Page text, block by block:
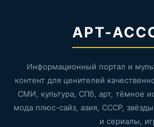
АРТ-
Информационный портал и
контент для ценителей
СМИ, культура, СПб, арт, тёмное
мода плюс-сайз, азия, СССР,
и сериалы,